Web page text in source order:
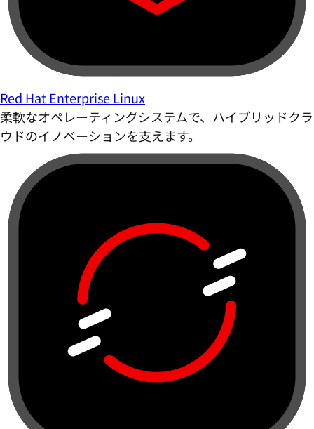
Red Hat Enterprise Linux
柔軟なオペレーティングシステムで、ハイブリッドクラ
ウドのイノベーションを支えます。